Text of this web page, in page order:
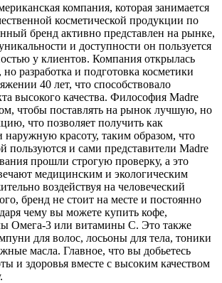
компания, которая занимается
косметической продукции по
бренд активно представлен на рынке,
и доступности он пользуется
у клиентов. Компания открылась
но разработка и подготовка косметики
40 лет, что способствовало
высокого качества. Философия Madre
чтобы поставлять на рынок лучшую, но
что позволяет получить как
красоту, таким образом, что
пользуются и сами представители Madre
прошли строгую проверку, а это
медицинским и экологическим
воздействуя на человеческий
бренд не стоит на месте и постоянно
чему вы можете купить кофе,
Омега-3 или витамины С. Это также
для волос, лосьоны для тела, тоники
масла. Главное, что вы добьетесь
и здоровья вместе с высоким качеством